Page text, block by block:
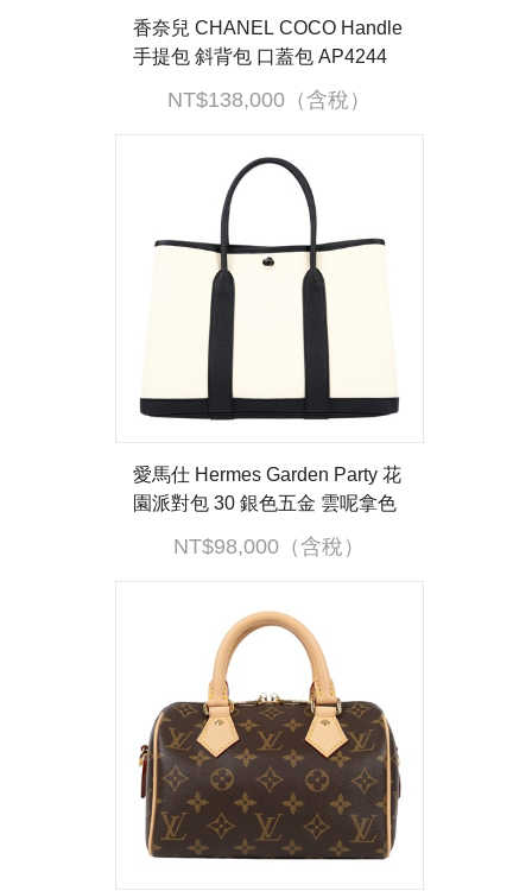
香奈兒 CHANEL COCO Handle
手提包 斜背包 口蓋包 AP4244
晶片款 黑金荔枝COCO HANDL
E MICRO 防塵袋
NT$138,000（含稅）
愛馬仕 Hermes Garden Party 花
園派對包 30 銀色五金 雲呢拿色
黑色 H069573CKCW /K刻 原廠
盒子/防塵袋/購買證明
NT$98,000（含稅）